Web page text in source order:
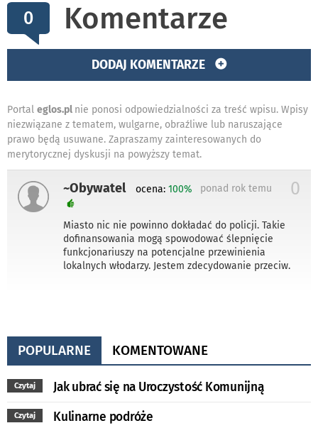
0 Komentarze
DODAJ KOMENTARZE
Portal eglos.pl nie ponosi odpowiedzialności za treść wpisu. Wpisy
niezwiązane z tematem, wulgarne, obraźliwe lub naruszające
prawo będą usuwane. Zapraszamy zainteresowanych do
merytorycznej dyskusji na powyższy temat.
~Obywatel 0
ponad rok temu
ocena: 100%
Miasto nic nie powinno dokładać do policji. Takie
dofinansowania mogą spowodować ślepnięcie
funkcjonariuszy na potencjalne przewinienia
lokalnych włodarzy. Jestem zdecydowanie przeciw.
POPULARNE KOMENTOWANE
Czytaj Jak ubrać się na Uroczystość Komunijną
Czytaj Kulinarne podróże